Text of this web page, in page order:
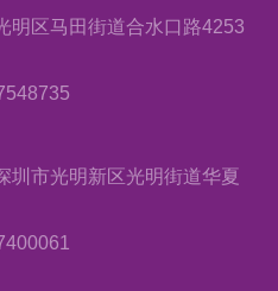
明区马田街道合水口路4253
圳市光明新区光明街道华夏